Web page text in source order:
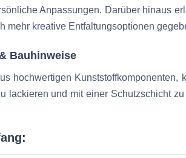
Anpassungen. Darüber hinaus
mehr kreative Entfaltungsoptionen
Bauhinweise
hochwertigen
lackieren und mit einer Schutzschicht